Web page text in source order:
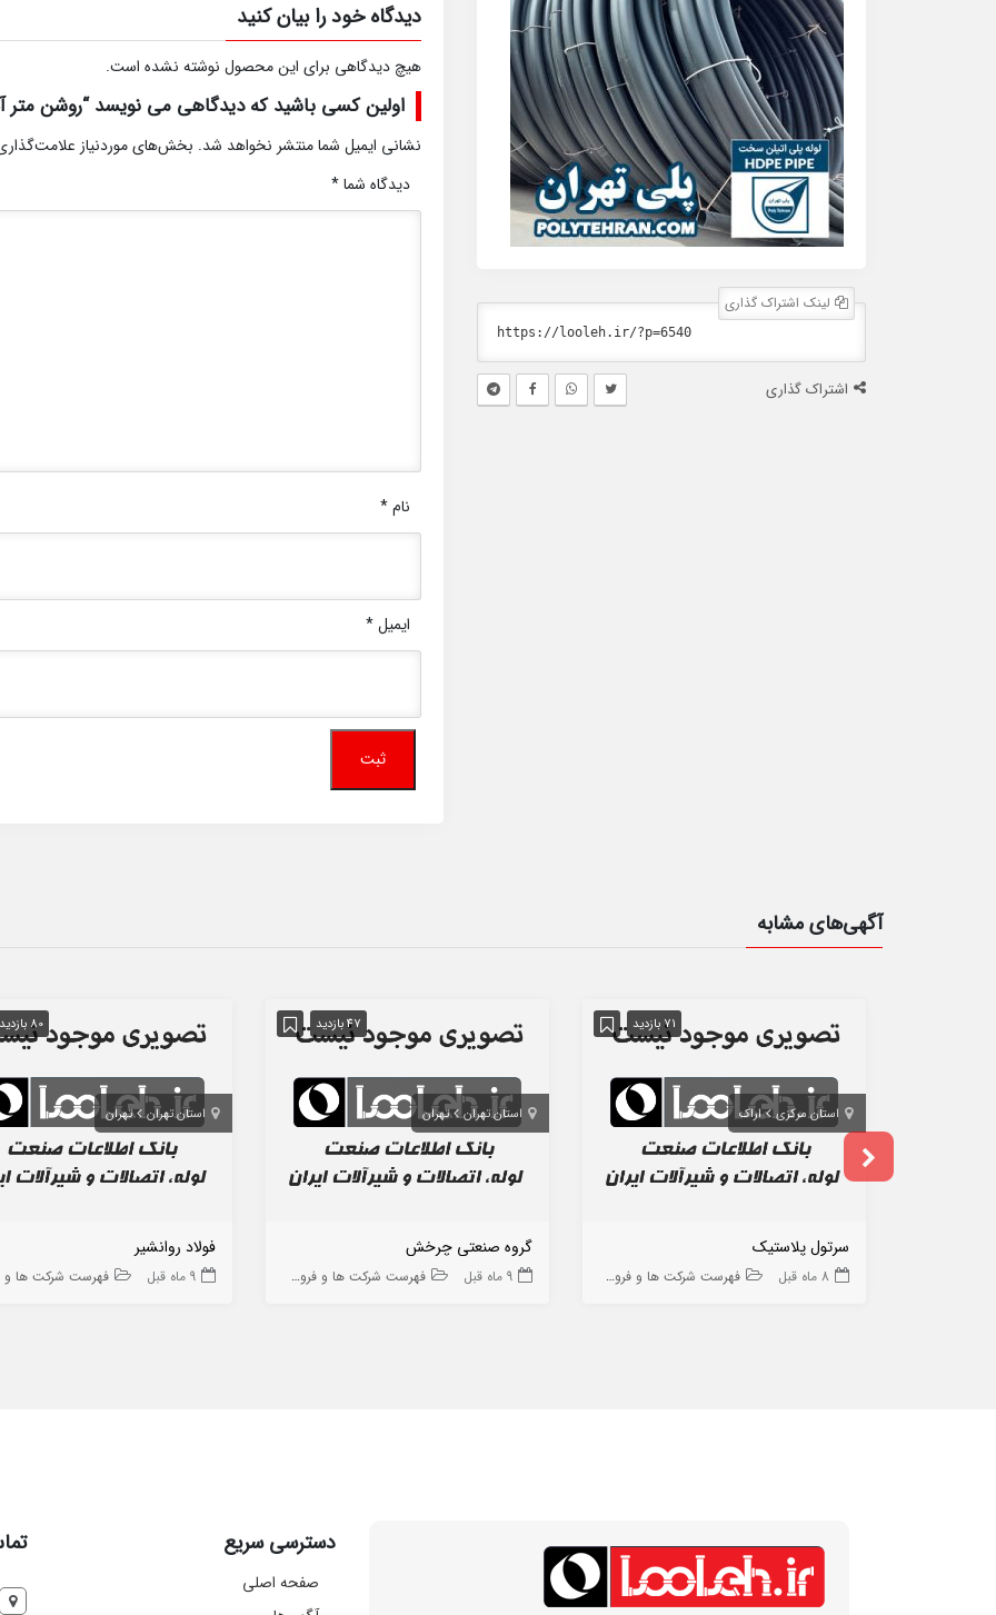
لینک اشتراک گذاری
اشتراک گذاری
دیدگاه خود را بیان کنید
هیچ دیدگاهی برای این محصول نوشته نشده است.
اولین کسی باشید که دیدگاهی می نویسد “روشن متر
نشانی ایمیل شما منتشر نخواهد شد. بخش‌های موردنیاز
دیدگاه شما*
نام*
ایمیل*
آگهی‌های مشابه
71 بازدید
استان مرکزی اراک
سرتول پلاستیک
8 ماه قبل فهرست شرکت ها و فروشگاه ها
47 بازدید
استان تهران تهران
گروه صنعتی چرخش
9 ماه قبل فهرست شرکت ها و فروشگاه ها
80 بازدید
استان تهران تهران
فولاد روانشیر
9 ماه قبل فهرست شرکت ها و
دسترسی سریع
صفحه اصلی